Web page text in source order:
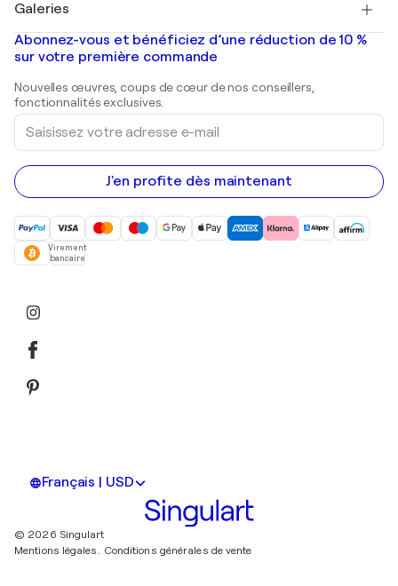
Banksy
Mr. Brainwash
Shepard Fairey
Tableaux abstraits à vendre
Peintures de paysage
Estampes
Peintures acryliques
Galeries
Galeries d'art en France
Galeries d'art en Belgique
Abonnez-vous et bénéficiez d’une réduction de 10 %
sur votre première commande
Nouvelles œuvres, coups de cœur de nos conseillers,
fonctionnalités exclusives.
Saisissez
votre
adresse
e-
mail
J'en profite dès maintenant
Virement
bancaire
Français | USD
© 2026 Singulart
Mentions légales. Conditions générales de vente